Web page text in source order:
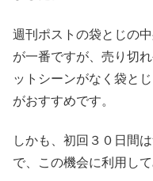
週刊ポストの袋とじの
が一番ですが、売り切
ットシーンがなく袋と
がおすすめです。
しかも、初回３０日間
で、この機会に利用し